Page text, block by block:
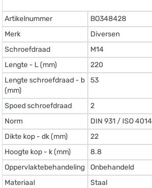
Artikelnummer
BO348428
Merk
Diversen
Schroefdraad
M14
Lengte - L (mm)
220
Lengte schroefdraad - b
(mm)
53
Spoed schroefdraad
2
Norm
DIN 931 / ISO 4014
Dikte kop - dk (mm)
22
Hoogte kop - k (mm)
8.8
Oppervlaktebehandeling
Onbehandeld
Materiaal
Staal